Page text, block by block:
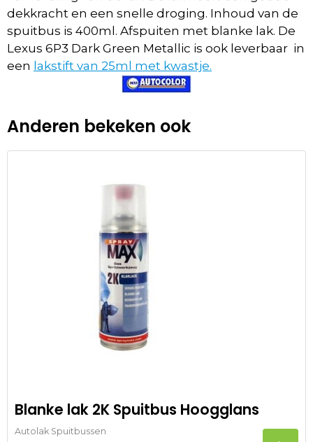
dekkracht en een snelle droging. Inhoud van de
spuitbus is 400ml. Afspuiten met blanke lak. De
Lexus 6P3 Dark Green Metallic is ook leverbaar in
een lakstift van 25ml met kwastje.
Anderen bekeken ook
Blanke lak 2K Spuitbus Hoogglans
Autolak Spuitbussen